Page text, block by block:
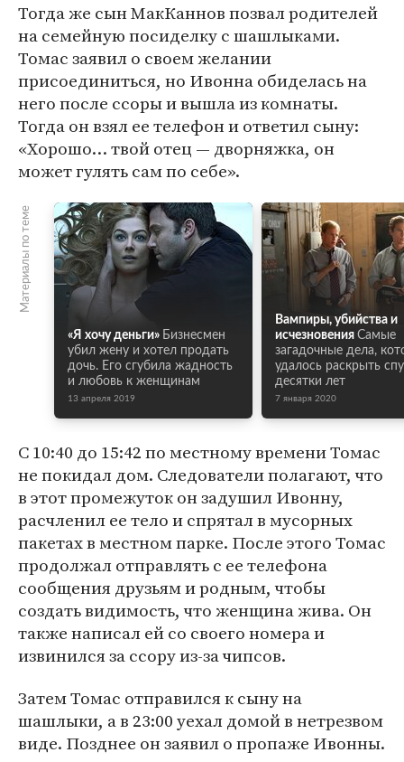
Тогда же сын МакКаннов позвал родителей
на семейную посиделку с шашлыками.
Томас заявил о своем желании
присоединиться, но Ивонна обиделась на
него после ссоры и вышла из комнаты.
Тогда он взял ее телефон и ответил сыну:
«Хорошо… твой отец — дворняжка, он
может гулять сам по себе».
Материалы по теме
«Я хочу деньги» Бизнесмен
убил жену и хотел продать
дочь. Его сгубила жадность
и любовь к женщинам
13 апреля 2019
Вампиры, убийства и
исчезновения Самые
загадочные дела,
удалось раскрыть
десятки лет
7 января 2020
С 10:40 до 15:42 по местному времени Томас
не покидал дом. Следователи полагают, что
в этот промежуток он задушил Ивонну,
расчленил ее тело и спрятал в мусорных
пакетах в местном парке. После этого Томас
продолжал отправлять с ее телефона
сообщения друзьям и родным, чтобы
создать видимость, что женщина жива. Он
также написал ей со своего номера и
извинился за ссору из-за чипсов.
Затем Томас отправился к сыну на
шашлыки, а в 23:00 уехал домой в нетрезвом
виде. Позднее он заявил о пропаже Ивонны.